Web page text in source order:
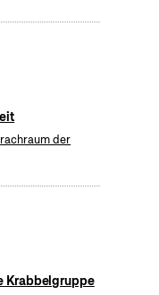
der
Krabbelgruppe